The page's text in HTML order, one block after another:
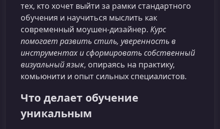
тех, кто хочет выйти за рамки стандартного
обучения и научиться мыслить как
современный моушен‑дизайнер. Курс
помогает развить стиль, уверенность в
инструментах и сформировать собственный
визуальный язык, опираясь на практику,
комьюнити и опыт сильных специалистов.
Что делает обучение
уникальным